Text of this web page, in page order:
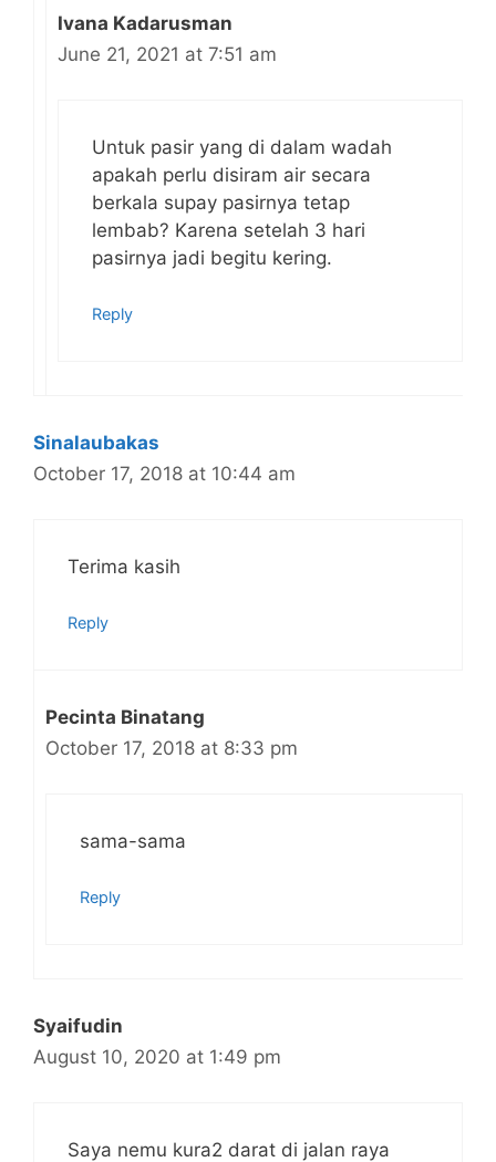
Ivana Kadarusman
June 21, 2021 at 7:51 am
Untuk pasir yang di dalam wadah
apakah perlu disiram air secara
berkala supay pasirnya tetap
lembab? Karena setelah 3 hari
pasirnya jadi begitu kering.
Reply
Sinalaubakas
October 17, 2018 at 10:44 am
Terima kasih
Reply
Pecinta Binatang
October 17, 2018 at 8:33 pm
sama-sama
Reply
Syaifudin
August 10, 2020 at 1:49 pm
Saya nemu kura2 darat di jalan raya